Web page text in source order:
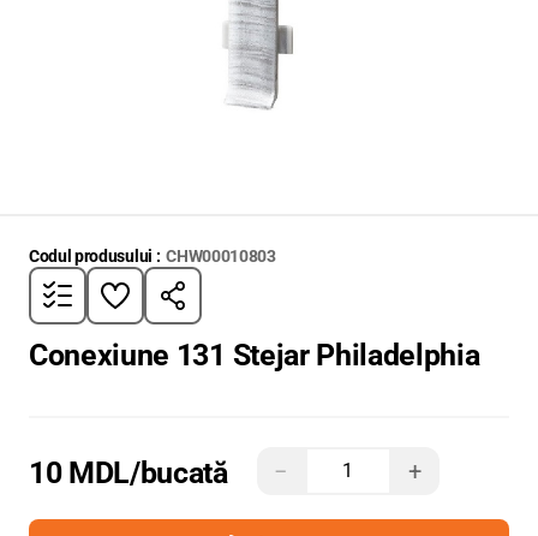
Codul produsului : CHW00010803
Conexiune 131 Stejar Philadelphia
10 MDL/bucată − +